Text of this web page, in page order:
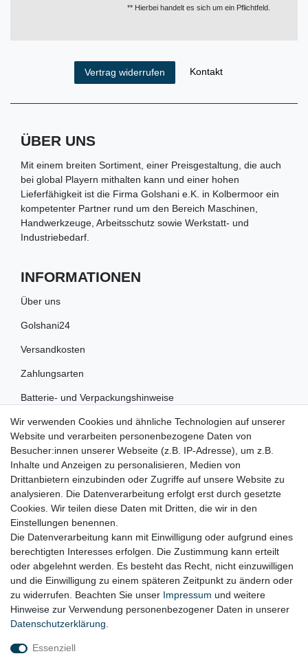
** Hierbei handelt es sich um ein Pflichtfeld.
Vertrag widerrufen Kontakt
ÜBER UNS
Mit einem breiten Sortiment, einer Preisgestaltung, die auch
bei global Playern mithalten kann und einer hohen
Lieferfähigkeit ist die Firma Golshani e.K. in Kolbermoor ein
kompetenter Partner rund um den Bereich Maschinen,
Handwerkzeuge, Arbeitsschutz sowie Werkstatt- und
Industriebedarf.
INFORMATIONEN
Über uns
Golshani24
Versandkosten
Zahlungsarten
Batterie- und Verpackungshinweise
RECHTLICHES
Impressum
Datenschutz
Widerrufsrecht
AGB
Widerrufsformular
KONTAKT
Tel.: 08031-23444-0
info@werkzeugfundgrube.de
Wir verwenden Cookies und ähnliche Technologien auf unserer
Website und verarbeiten personenbezogene Daten von
Besucher:innen unserer Webseite (z.B. IP-Adresse), um z.B.
Inhalte und Anzeigen zu personalisieren, Medien von
Drittanbietern einzubinden oder Zugriffe auf unsere Website zu
analysieren. Die Datenverarbeitung erfolgt erst durch gesetzte
Cookies. Wir teilen diese Daten mit Dritten, die wir in den
Einstellungen benennen.
Die Datenverarbeitung kann mit Einwilligung oder aufgrund eines
berechtigten Interesses erfolgen. Die Zustimmung kann erteilt
oder abgelehnt werden. Es besteht das Recht, nicht einzuwilligen
und die Einwilligung zu einem späteren Zeitpunkt zu ändern oder
zu widerrufen. Beachten Sie unser Impressum und weitere
Hinweise zur Verwendung personenbezogener Daten in unserer
Daten­schutz­erklärung
Essenziell